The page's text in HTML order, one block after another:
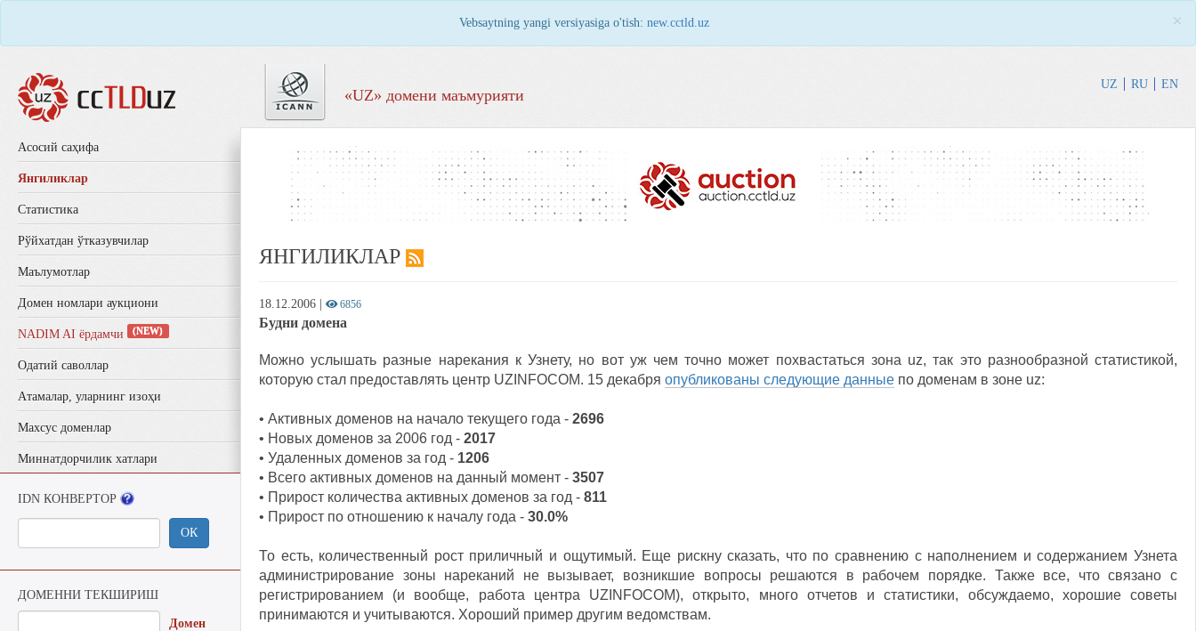
Vebsaytning yangi versiyasiga o'tish: new.cctld.uz ×
«UZ» домени маъмурияти
UZ RU EN
Aсосий саҳифа
Янгиликлар
Статистика
Рўйхатдан ўтказувчилар
Маълумотлар
Домен номлари аукциони
NADIM AI ёрдамчи (NEW)
Одатий саволлар
Aтамалар, уларнинг изоҳи
Махсус доменлар
Миннатдорчилик хатлари
IDN КОНВЕРТОР
ОК
ДОМЕННИ ТЕКШИРИШ
Домен
ЯНГИЛИКЛАР
18.12.2006 6856
Будни домена
Можно услышать разные нарекания к Узнету, но вот уж чем точно может похвастаться зона uz, так это разнообразной статистикой,
которую стал предоставлять центр UZINFOCOM. 15 декабря опубликованы следующие данные по доменам в зоне uz:
• Активных доменов на начало текущего года - 2696
• Новых доменов за 2006 год - 2017
• Удаленных доменов за год - 1206
• Всего активных доменов на данный момент - 3507
• Прирост количества активных доменов за год - 811
• Прирост по отношению к началу года - 30.0%
То есть, количественный рост приличный и ощутимый. Еще рискну сказать, что по сравнению с наполнением и содержанием Узнета
администрирование зоны нареканий не вызывает, возникшие вопросы решаются в рабочем порядке. Также все, что связано с
регистрированием (и вообще, работа центра UZINFOCOM), открыто, много отчетов и статистики, обсуждаемо, хорошие советы
принимаются и учитываются. Хороший пример другим ведомствам.